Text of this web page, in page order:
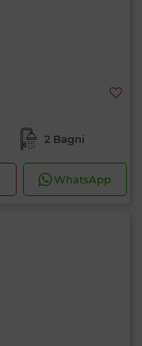
2 Bagni
WhatsApp